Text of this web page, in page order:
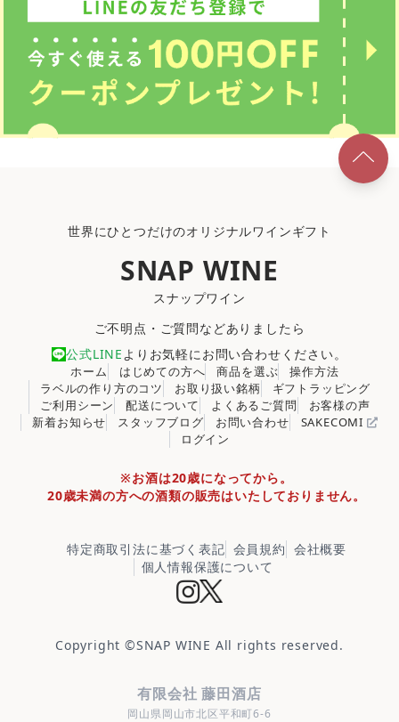
世界にひとつだけのオリジナルワインギフト
SNAP WINE
スナップワイン
ご不明点・ご質問などありましたら
公式LINE よりお気軽にお問い合わせください。
ホーム はじめての方へ 商品を選ぶ
操作方法
ラベルの作り方のコツ
お取り扱い銘柄
ギフトラッピング
ご利用シーン
配送について よくあるご質問
お客様の声
新着お知らせ
スタッフブログ お問い合わせ
SAKECOMI
ログイン
※お酒は20歳になってから。
20歳未満の方への酒類の販売はいたしておりません。
特定商取引法に基づく表記 会員規約 会社概要
個人情報保護について
Copyright ©SNAP WINE All rights reserved.
有限会社 藤田酒店
岡山県岡山市北区平和町6-6